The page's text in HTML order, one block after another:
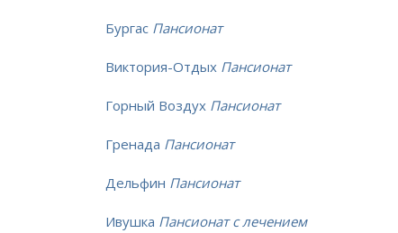
Бургас Пансионат
Виктория-Отдых Пансионат
Горный Воздух Пансионат
Гренада Пансионат
Дельфин Пансионат
Ивушка Пансионат с лечением